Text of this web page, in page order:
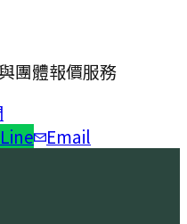
團體報價服務
Line Email